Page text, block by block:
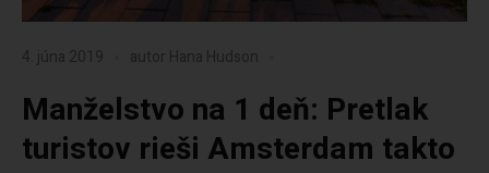
4. júna 2019 autor Hana Hudson
Manželstvo na 1 deň: Pretlak
turistov rieši Amsterdam takto